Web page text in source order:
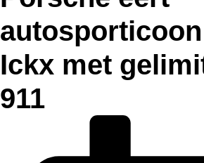
Ickx met
911